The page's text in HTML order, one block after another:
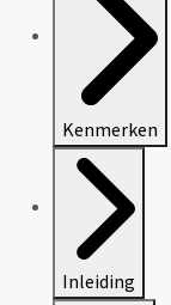
Kenmerken
Inleiding